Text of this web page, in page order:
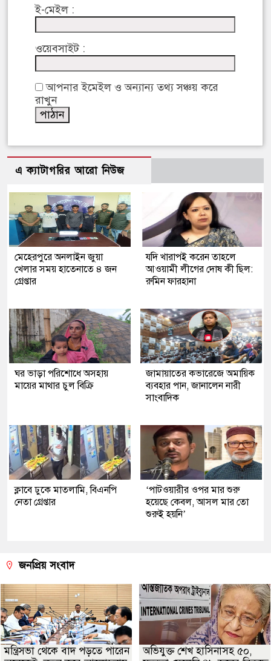
ই-মেইল :
ওয়েবসাইট :
আপনার ইমেইল ও অন্যান্য তথ্য সঞ্চয় করে
রাখুন
এ ক্যাটাগরির আরো নিউজ
মেহেরপুরে অনলাইন জুয়া
খেলার সময় হাতেনাতে ৪ জন
গ্রেপ্তার
যদি খারাপই করেন তাহলে
আওয়ামী লীগের দোষ কী ছিল:
রুমিন ফারহানা
ঘর ভাড়া পরিশোধে অসহায়
মায়ের মাথার চুল বিক্রি
জামায়াতের কভারেজে অমায়িক
ব্যবহার পান, জানালেন নারী
সাংবাদিক
ক্লাবে ঢুকে মাতলামি, বিএনপি
নেতা গ্রেপ্তার
‘পাটওয়ারীর ওপর মার শুরু
হয়েছে কেবল, আসল মার তো
শুরুই হয়নি’
জনপ্রিয় সংবাদ
মন্ত্রিসভা থেকে বাদ পড়তে পারেন
অভিযুক্ত শেখ হাসিনাসহ ৫০,